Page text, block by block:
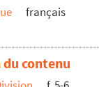
généraux
de la
français
contenu